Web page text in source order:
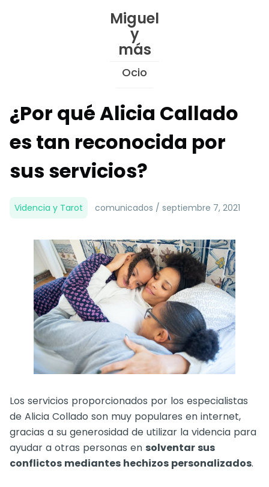
Skip
to
Content
Miguel
y
más
Ocio
¿Por qué Alicia Callado
es tan reconocida por
sus servicios?
Videncia y Tarot comunicados / septiembre 7, 2021
Los servicios proporcionados por los especialistas
de Alicia Collado son muy populares en internet,
gracias a su generosidad de utilizar la videncia para
ayudar a otras personas en solventar sus
conflictos mediantes hechizos personalizados.